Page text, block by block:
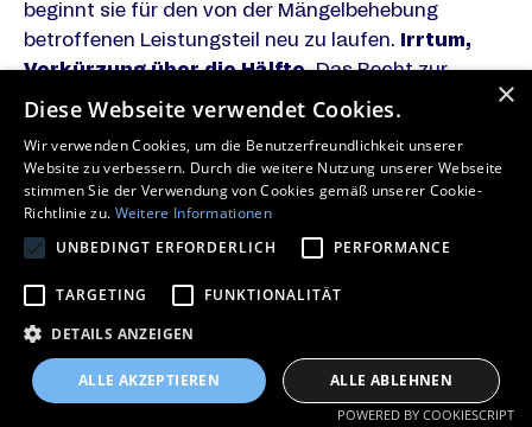
beginnt sie für den von der Mängelbehebung
betroffenen Leistungsteil neu zu laufen.
Irrtum,
Verkürzung über die Hälfte.Das Recht zur
Anfechtung wegen Irrtums und wegen Verkürzung
Schadenersatz und sonstige
Ansprüche.Schadenersatzansprüche und
Ansprüche aufgrund anderer Haftungsregelungen,
insbesondere Regressansprüche, des
nicht auf krass grober Fahrlässigkeit oder Vorsatz
von VK beruhen. Derartige Ansprüche verfallen in
sechs Monaten ab Kenntnis des Schadens und des
Schädigers; jedenfalls aber nach drei Jahren ab der
×
Diese Webseite verwendet Cookies.
Wir verwenden Cookies, um die Benutzerfreundlichkeit unserer
Website zu verbessern. Durch die weitere Nutzung unserer Webseite
stimmen Sie der Verwendung von Cookies gemäß unserer Cookie-
Richtlinie zu. Weitere Informationen
UNBEDINGT ERFORDERLICH
PERFORMANCE
TARGETING
FUNKTIONALITÄT
DETAILS ANZEIGEN
ALLE AKZEPTIEREN ALLE ABLEHNEN
POWERED BY COOKIESCRIPT